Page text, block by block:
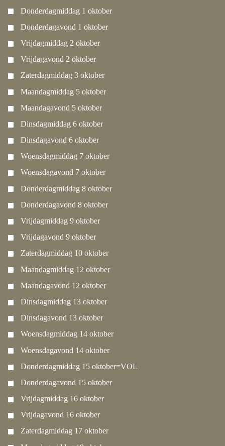
Donderdagmiddag 1 oktober
Donderdagavond 1 oktober
Vrijdagmiddag 2 oktober
Vrijdagavond 2 oktober
Zaterdagmiddag 3 oktober
Maandagmiddag 5 oktober
Maandagavond 5 oktober
Dinsdagmiddag 6 oktober
Dinsdagavond 6 oktober
Woensdagmiddag 7 oktober
Woensdagavond 7 oktober
Donderdagmiddag 8 oktober
Donderdagavond 8 oktober
Vrijdagmiddag 9 oktober
Vrijdagavond 9 oktober
Zaterdagmiddag 10 oktober
Maandagmiddag 12 oktober
Maandagavond 12 oktober
Dinsdagmiddag 13 oktober
Dinsdagavond 13 oktober
Woensdagmiddag 14 oktober
Woensdagavond 14 oktober
Donderdagmiddag 15 oktober=VOL
Donderdagavond 15 oktober
Vrijdagmiddag 16 oktober
Vrijdagavond 16 oktober
Zaterdagmiddag 17 oktober